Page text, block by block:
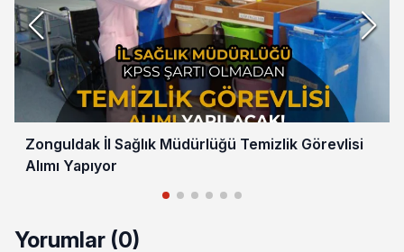
Zonguldak İl Sağlık Müdürlüğü Temizlik Görevlisi
Alımı Yapıyor
Yorumlar (0)